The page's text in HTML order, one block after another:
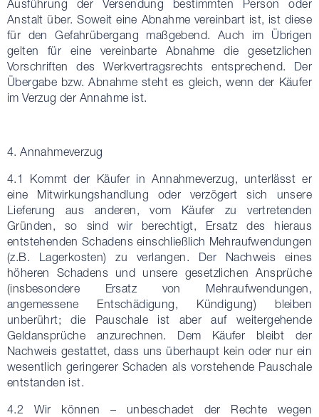
Ausführung der Versendung bestimmten Person oder
Anstalt über. Soweit eine Abnahme vereinbart ist, ist diese
für den Gefahrübergang maßgebend. Auch im Übrigen
gelten für eine vereinbarte Abnahme die gesetzlichen
Vorschriften des Werkvertragsrechts entsprechend. Der
Übergabe bzw. Abnahme steht es gleich, wenn der Käufer
im Verzug der Annahme ist.
4. Annahmeverzug
4.1 Kommt der Käufer in Annahmeverzug, unterlässt er
eine Mitwirkungshandlung oder verzögert sich unsere
Lieferung aus anderen, vom Käufer zu vertretenden
Gründen, so sind wir berechtigt, Ersatz des hieraus
entstehenden Schadens einschließlich Mehraufwendungen
(z.B. Lagerkosten) zu verlangen. Der Nachweis eines
höheren Schadens und unsere gesetzlichen Ansprüche
(insbesondere Ersatz von Mehraufwendungen,
angemessene Entschädigung, Kündigung) bleiben
unberührt; die Pauschale ist aber auf weitergehende
Geldansprüche anzurechnen. Dem Käufer bleibt der
Nachweis gestattet, dass uns überhaupt kein oder nur ein
wesentlich geringerer Schaden als vorstehende Pauschale
entstanden ist.
4.2 Wir können – unbeschadet der Rechte wegen